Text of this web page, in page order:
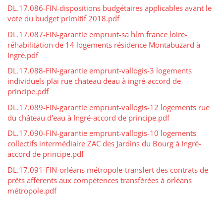
DL.17.086-FIN-dispositions budgétaires applicables avant le
vote du budget primitif 2018.pdf
DL.17.087-FIN-garantie emprunt-sa hlm france loire-
réhabilitation de 14 logements résidence Montabuzard à
Ingré.pdf
DL.17.088-FIN-garantie emprunt-vallogis-3 logements
individuels plai rue chateau deau à ingré-accord de
principe.pdf
DL.17.089-FIN-garantie emprunt-vallogis-12 logements rue
du château d'eau à Ingré-accord de principe.pdf
DL.17.090-FIN-garantie emprunt-vallogis-10 logements
collectifs intermédiaire ZAC des Jardins du Bourg à Ingré-
accord de principe.pdf
DL.17.091-FIN-orléans métropole-transfert des contrats de
prêts afférents aux compétences transférées à orléans
métropole.pdf